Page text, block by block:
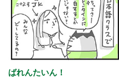
ばれんたいん！